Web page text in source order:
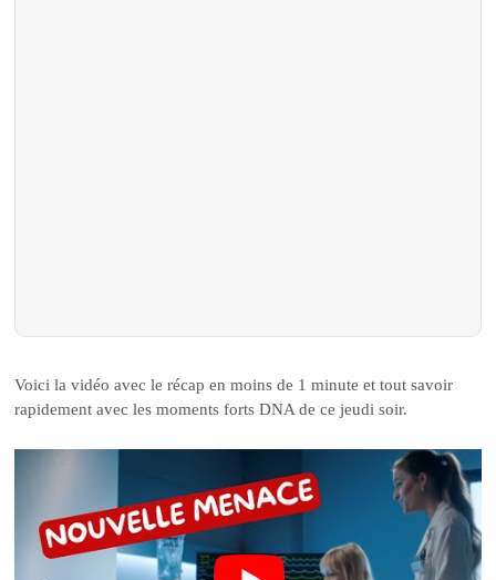
Voici la vidéo avec le récap en moins de 1 minute et tout savoir
rapidement avec les moments forts DNA de ce jeudi soir.